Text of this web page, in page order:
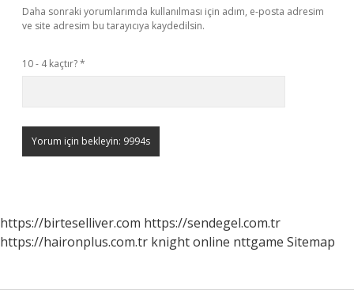
Daha sonraki yorumlarımda kullanılması için adım, e-posta adresim
ve site adresim bu tarayıcıya kaydedilsin.
10 - 4 kaçtır?*
https://birteselliver.com https://sendegel.com.tr
https://haironplus.com.tr knight online nttgame Sitemap